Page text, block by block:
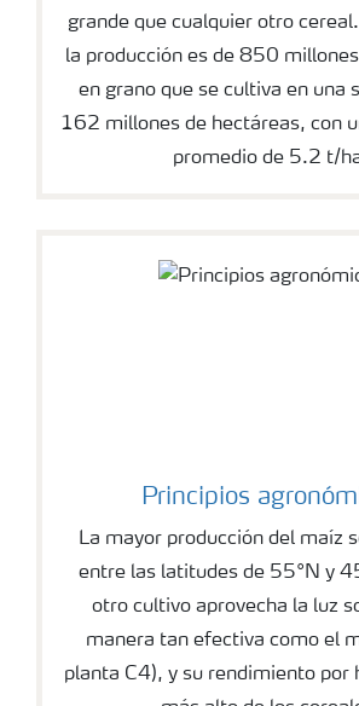
grande que cualquier otro
la producción es de 850
en grano que se cultiva en una
162 millones de hectáreas, con
promedio de 5.2 t/
Principios
La mayor producción del maíz
entre las latitudes de 55°N y
otro cultivo aprovecha la luz
manera tan efectiva como el
planta C4), y su rendimiento por